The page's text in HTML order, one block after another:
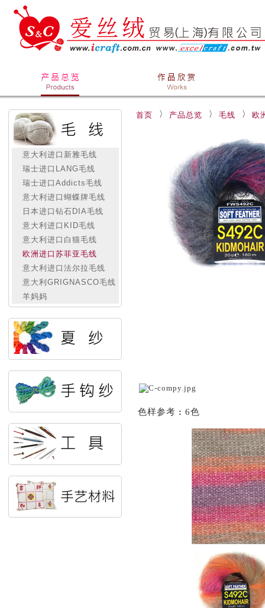
意大利进口新雅毛线
瑞士进口LANG毛线
瑞士进口Addicts毛线
意大利进口蝴蝶牌毛线
日本进口钻石DIA毛线
意大利进口KID毛线
意大利进口白猫毛线
欧洲进口苏菲亚毛线
意大利进口法尔拉毛线
意大利GRIGNASCO毛线
羊妈妈
首页 产品总览 毛线 欧
色样参考 : 6色